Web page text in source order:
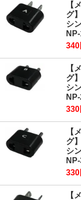
【
グ
シ
340
【
グ
シ
330
【
グ
シ
330
【